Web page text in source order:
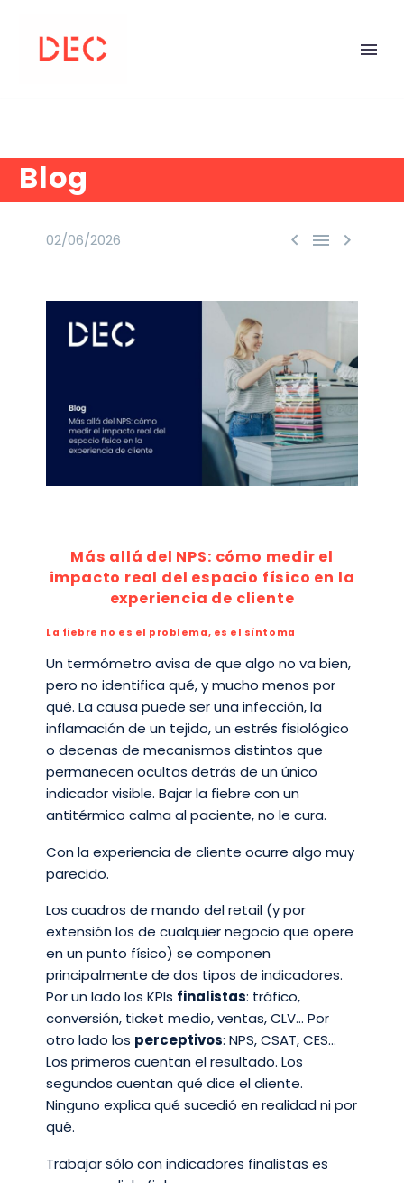
Blog
  
02/06/2026
Más allá del NPS: cómo medir el
impacto real del espacio físico en la
experiencia de cliente
La fiebre no es el problema, es el síntoma
Un termómetro avisa de que algo no va bien,
pero no identifica qué, y mucho menos por
qué. La causa puede ser una infección, la
inflamación de un tejido, un estrés fisiológico
o decenas de mecanismos distintos que
permanecen ocultos detrás de un único
indicador visible. Bajar la fiebre con un
antitérmico calma al paciente, no le cura.
Con la experiencia de cliente ocurre algo muy
parecido.
Los cuadros de mando del retail (y por
extensión los de cualquier negocio que opere
en un punto físico) se componen
principalmente de dos tipos de indicadores.
Por un lado los KPIs finalistas: tráfico,
conversión, ticket medio, ventas, CLV… Por
otro lado los perceptivos: NPS, CSAT, CES…
Los primeros cuentan el resultado. Los
segundos cuentan qué dice el cliente.
Ninguno explica qué sucedió en realidad ni por
qué.
Trabajar sólo con indicadores finalistas es